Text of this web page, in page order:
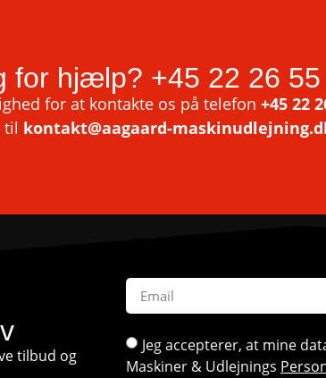
for hjælp? +45 22 26
for at kontakte os på telefon +45 22
til kontakt@aagaard-
tilbud og
Jeg accepterer, at mine
Maskiner & Udlejnings